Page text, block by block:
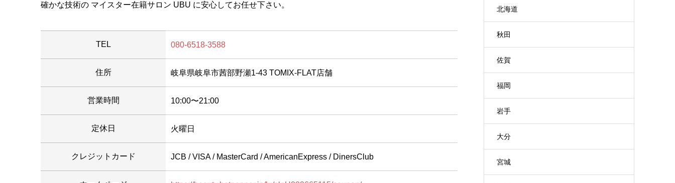
確かな技術の マイスター在籍サロン UBU に安心してお任せ下さい。
TEL 080-6518-3588
住所 岐阜県岐阜市茜部野瀬1-43 TOMIX-FLAT店舗
営業時間 10:00〜21:00
定休日 火曜日
クレジットカード JCB / VISA / MasterCard / AmericanExpress / DinersClub
北海道
秋田
佐賀
福岡
岩手
大分
宮城